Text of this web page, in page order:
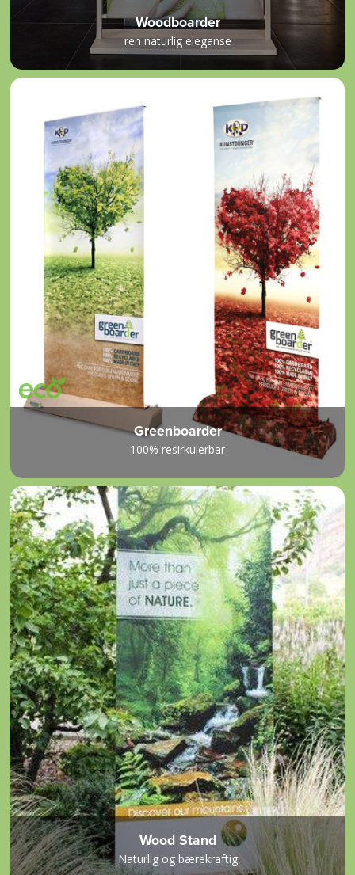
Woodboarder
ren naturlig eleganse
Greenboarder
100% resirkulerbar
Wood Stand
Naturlig og bærekraftig